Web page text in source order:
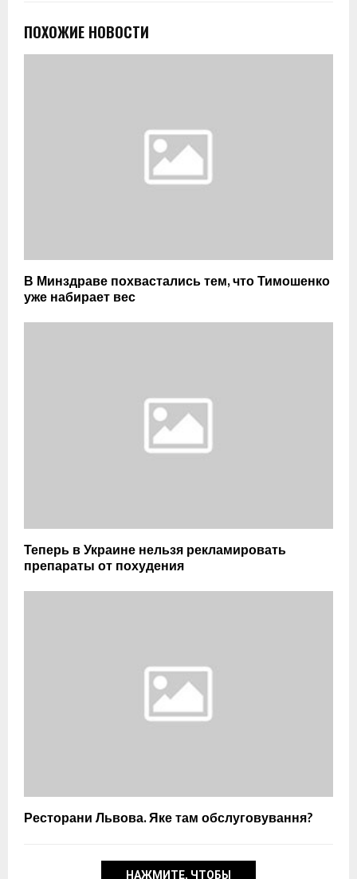
ПОХОЖИЕ НОВОСТИ
В Минздраве похвастались тем, что Тимошенко
уже набирает вес
Теперь в Украине нельзя рекламировать
препараты от похудения
Ресторани Львова. Яке там обслуговування?
НАЖМИТЕ, ЧТОБЫ